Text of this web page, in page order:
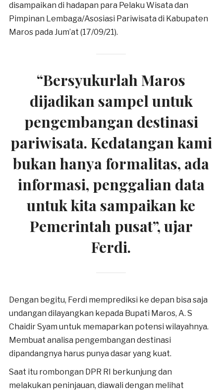
disampaikan di hadapan para Pelaku Wisata dan
Pimpinan Lembaga/Asosiasi Pariwisata di Kabupaten
Maros pada Jum’at (17/09/21).
“Bersyukurlah Maros
dijadikan sampel untuk
pengembangan destinasi
pariwisata. Kedatangan kami
bukan hanya formalitas, ada
informasi, penggalian data
untuk kita sampaikan ke
Pemerintah pusat”, ujar
Ferdi.
Dengan begitu, Ferdi memprediksi ke depan bisa saja
undangan dilayangkan kepada Bupati Maros, A. S
Chaidir Syam untuk memaparkan potensi wilayahnya.
Membuat analisa pengembangan destinasi
dipandangnya harus punya dasar yang kuat.
Saat itu rombongan DPR RI berkunjung dan
melakukan peninjauan, diawali dengan melihat